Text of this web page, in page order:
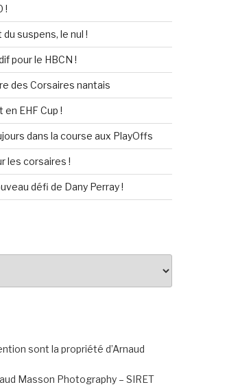
!
suspens, le nul !
pour le HBCN !
des Corsaires nantais
EHF Cup !
dans la course aux PlayOffs
les corsaires !
défi de Dany Perray !
sont la propriété d’Arnaud
Masson Photography – SIRET